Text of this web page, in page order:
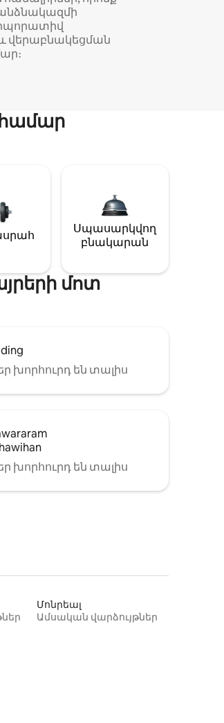
վերաբնակեցման
Սպասարկվող
բնակարան
մոտ
խորհուրդ են տալիս
խորհուրդ են տալիս
Մոնրեալ
Ամսական վարձույթներ